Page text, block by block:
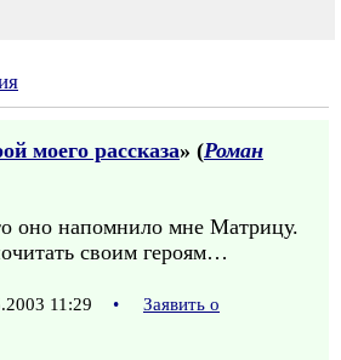
моего рассказа» (Роман
оно напомнило мне Матрицу.
своим героям…
11:29 •
Заявить о